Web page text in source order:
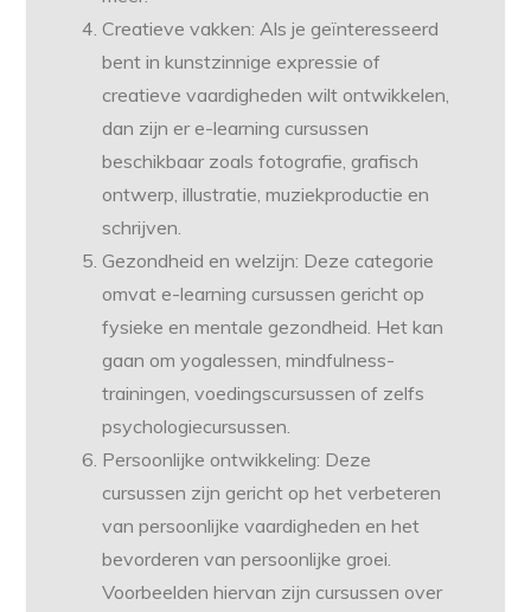
Creatieve vakken: Als je geïnteresseerd
bent in kunstzinnige expressie of
creatieve vaardigheden wilt ontwikkelen,
dan zijn er e-learning cursussen
beschikbaar zoals fotografie, grafisch
ontwerp, illustratie, muziekproductie en
schrijven.
Gezondheid en welzijn: Deze categorie
omvat e-learning cursussen gericht op
fysieke en mentale gezondheid. Het kan
gaan om yogalessen, mindfulness-
trainingen, voedingscursussen of zelfs
psychologiecursussen.
Persoonlijke ontwikkeling: Deze
cursussen zijn gericht op het verbeteren
van persoonlijke vaardigheden en het
bevorderen van persoonlijke groei.
Voorbeelden hiervan zijn cursussen over